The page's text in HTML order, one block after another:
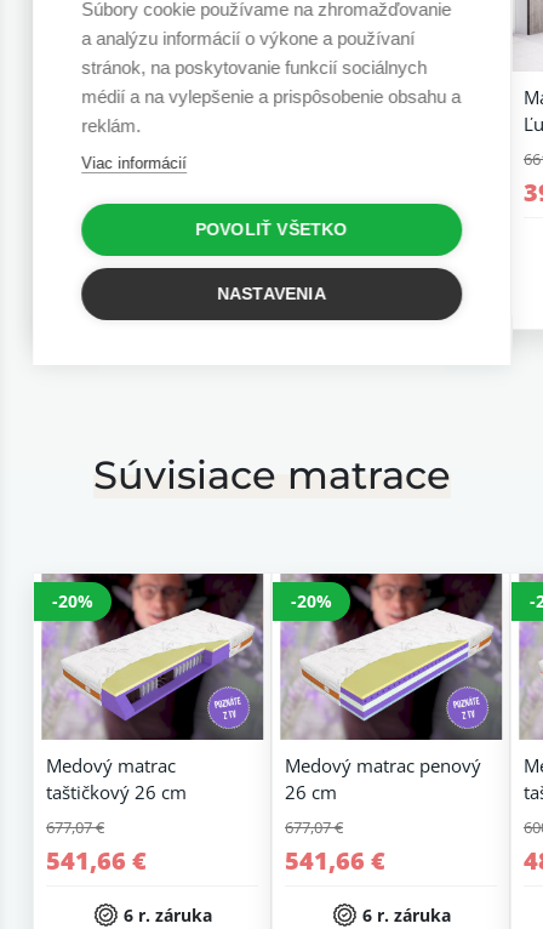
Rozkladacia posteľ Betka
1 466,16 €
1 099,62 €
5 r. záruka
Rozkladacia posteľ Mini
5 r. záruka
Súvisiace matrace
-20%
Medový matrac
taštičkový 26 cm
677,07 €
541,66 €
6 r. záruka
-20%
Medový matrac penový
26 cm
677,07 €
541,66 €
6 r. záruka
-
Súbory cookie používame na zhromažďovanie
a analýzu informácií o výkone a používaní
stránok, na poskytovanie funkcií sociálnych
médií a na vylepšenie a prispôsobenie obsahu a
reklám.
Viac informácií
POVOLIŤ VŠETKO
NASTAVENIA